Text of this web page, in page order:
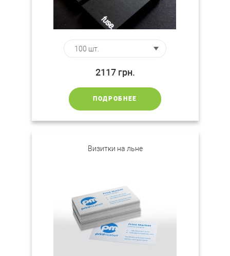
2117 грн.
ПОДРОБНЕЕ
Визитки на льне